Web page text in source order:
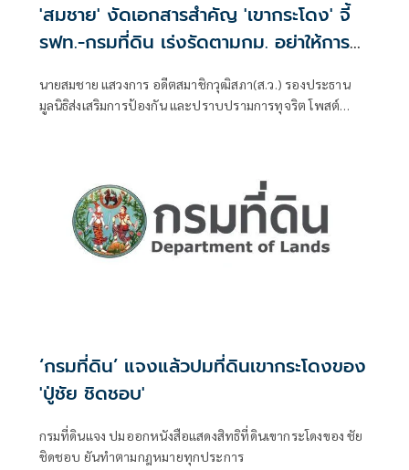
'สมชาย' งัดเอกสารสำคัญ 'เขากระโดง' จี้
รฟท.-กรมที่ดิน เร่งรัดตามกม. อย่าให้การ
นายสมชาย แสวงการ อดีตสมาชิกวุฒิสภา(ส.ว.) รองประธาน
มูลนิธิส่งเสริมการป้องกัน และปราบปรามการทุจริต โพสต์
‘กรมที่ดิน’ แจงแล้วปมที่ดินเขากระโดงของ
'ปู่ชัย ชิดชอบ'
กรมที่ดินแจง ปมออกหนังสือแสดงสิทธิที่ดินเขากระโดงของ ชัย
ชิดชอบ ยันทำตามกฎหมายทุกประการ